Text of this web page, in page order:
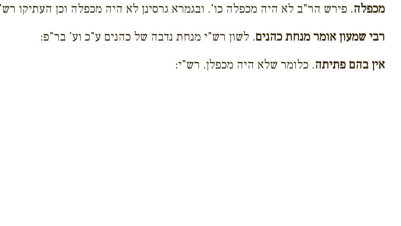
מכפלה. פירש הר"ב לא היה מכפלה כו'. ובגמרא גרסינן לא היה מכפלה וכן העתיקו
רבי שמעון אומר מנחת כהנים. לשון רש"י מנחת נדבה של כהנים ע"כ וע' בר"פ:
אין בהם פתיתה. כלומר שלא היה מכפלן. רש"י: